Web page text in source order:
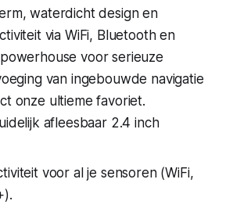
waterdicht design en
via WiFi, Bluetooth en
voor serieuze
van ingebouwde navigatie
onze ultieme favoriet.
afleesbaar 2.4 inch
voor al je sensoren (WiFi,